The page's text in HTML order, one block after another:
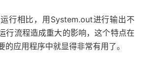
行相比，用System.out进行输出不
行流程造成重大的影响，这个特点在
的应用程序中就显得非常有用了。